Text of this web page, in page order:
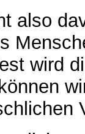
also
wird